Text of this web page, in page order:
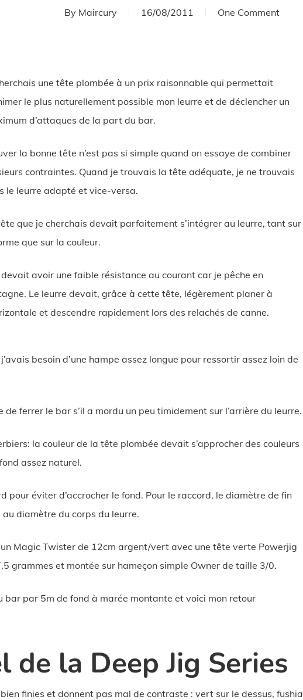
By Maircury 16/08/2011 One Comment
une tête plombée à un prix raisonnable qui permettait
le plus naturellement possible mon leurre et de déclencher un
d’attaques de la part du bar.
la bonne tête n’est pas si simple quand on essaye de combiner
contraintes. Quand je trouvais la tête adéquate, je ne trouvais
le leurre adapté et vice-versa.
que je cherchais devait parfaitement s’intégrer au leurre, tant sur
que sur la couleur.
devait avoir une faible résistance au courant car je pêche en
Le leurre devait, grâce à cette tête, légèrement planer à
et descendre rapidement lors des relachés de canne.
besoin d’une hampe assez longue pour ressortir assez loin de
de ferrer le bar s’il a mordu un peu timidement sur l’arrière du leurre.
la couleur de la tête plombée devait s’approcher des couleurs
assez naturel.
pour éviter d’accrocher le fond. Pour le raccord, le diamètre de fin
diamètre du corps du leurre.
un Magic Twister de 12cm argent/vert avec une tête verte Powerjig
grammes et montée sur hameçon simple Owner de taille 3/0.
bar par 5m de fond à marée montante et voici mon retour
de la Deep Jig Series
finies et donnent pas mal de contraste : vert sur le dessus, fushia